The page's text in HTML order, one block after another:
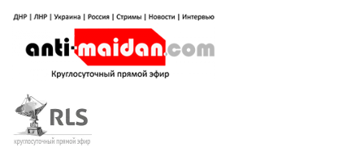
содержимому
Антимайдан: Гражданская война
на Украине
гражданской войне на Украине, включая события в Новороссии, ДНР,
ЛНР и других регионах.